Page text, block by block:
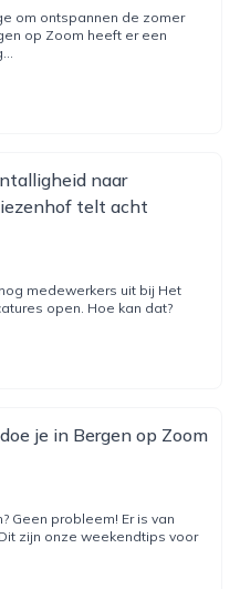
om ontspannen de zomer
op Zoom heeft er een
naar
telt acht
medewerkers uit bij Het
open. Hoe kan dat?
je in Bergen op Zoom
Geen probleem! Er is van
zijn onze weekendtips voor